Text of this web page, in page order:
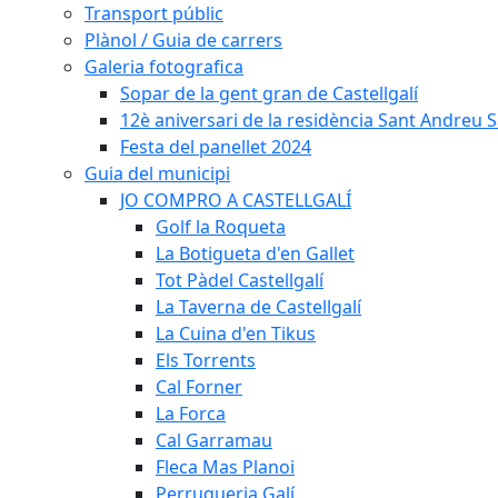
Transport públic
Plànol / Guia de carrers
Galeria fotografica
Sopar de la gent gran de Castellgalí
12è aniversari de la residència Sant Andreu
Festa del panellet 2024
Guia del municipi
JO COMPRO A CASTELLGALÍ
Golf la Roqueta
La Botigueta d'en Gallet
Tot Pàdel Castellgalí
La Taverna de Castellgalí
La Cuina d'en Tikus
Els Torrents
Cal Forner
La Forca
Cal Garramau
Fleca Mas Planoi